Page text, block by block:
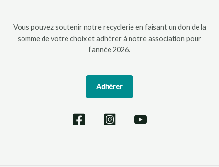
Vous pouvez soutenir notre recyclerie en faisant un don de la
somme de votre choix et adhérer à notre association pour
l’année 2026.
Adhérer